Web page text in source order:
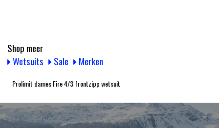
Shop meer
Wetsuits
Sale Merken
Prolimit dames Fire 4/3 frontzipp wetsuit